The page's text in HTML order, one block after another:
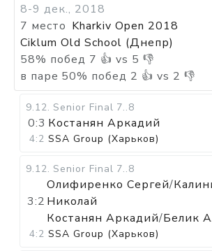
8-9 дек., 2018
7 место Kharkiv Open 2018
Ciklum Old School (Днепр)
58% побед 7 👍 vs 5 👎
в паре 50% побед 2 👍 vs 2 👎
9.12. Senior Final 7..8
0:3 Костанян Аркадий
4:2 SSA Group (Харьков)
9.12. Senior Final 7..8
3:2
Олифиренко Сергей/
Николай
Костанян Аркадий/Белик
4:2 SSA Group (Харьков)